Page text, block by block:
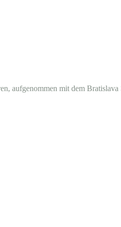
aufgenommen mit dem